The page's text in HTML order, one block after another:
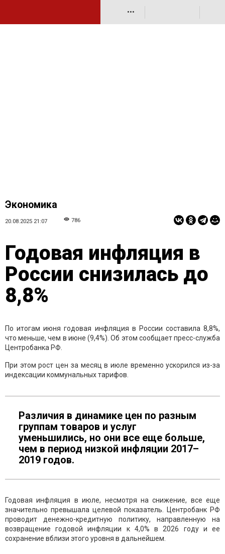
•••
Экономика
20.08.2025 21:07 786
Годовая инфляция в
России снизилась до
8,8%
По итогам июня годовая инфляция в России составила 8,8%,
что меньше, чем в июне (9,4%). Об этом сообщает пресс-служба
Центробанка РФ.
При этом рост цен за месяц в июле временно ускорился из-за
индексации коммунальных тарифов.
Различия в динамике цен по разным
группам товаров и услуг
уменьшились, но они все еще больше,
чем в период низкой инфляции 2017–
2019 годов.
Годовая инфляция в июле, несмотря на снижение, все еще
значительно превышала целевой показатель. Центробанк РФ
проводит денежно-кредитную политику, направленную на
возвращение годовой инфляции к 4,0% в 2026 году и ее
сохранение вблизи этого уровня в дальнейшем.